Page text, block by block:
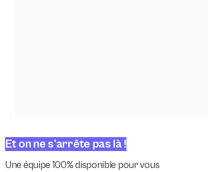
Et on ne s'arrête pas là !
Une équipe 100% disponible pour vous